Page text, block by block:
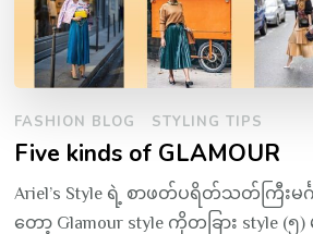
FASHION BLOG STYLING TIPS
Five kinds of GLAMOUR
Ariel’s Style ရဲ့ စာဖတ်ပရိတ်သတ်ကြီးမင်္
တော့ Glamour style ကိုတခြား style (၅)